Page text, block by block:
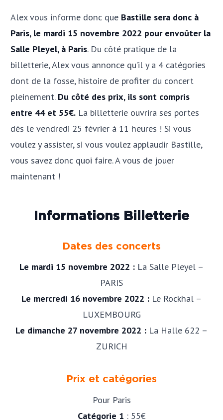
Alex vous informe donc que Bastille sera donc à
Paris, le mardi 15 novembre 2022 pour envoûter la
Salle Pleyel, à Paris. Du côté pratique de la
billetterie, Alex vous annonce qu’il y a 4 catégories
dont de la fosse, histoire de profiter du concert
pleinement. Du côté des prix, ils sont compris
entre 44 et 55€. La billetterie ouvrira ses portes
dès le vendredi 25 février à 11 heures ! Si vous
voulez y assister, si vous voulez applaudir Bastille,
vous savez donc quoi faire. A vous de jouer
maintenant !
Informations Billetterie
Dates des concerts
Le mardi 15 novembre 2022 : La Salle Pleyel –
PARIS
Le mercredi 16 novembre 2022 : Le Rockhal –
LUXEMBOURG
Le dimanche 27 novembre 2022 : La Halle 622 –
ZURICH
Prix et catégories
Pour Paris
Catégorie 1 : 55€